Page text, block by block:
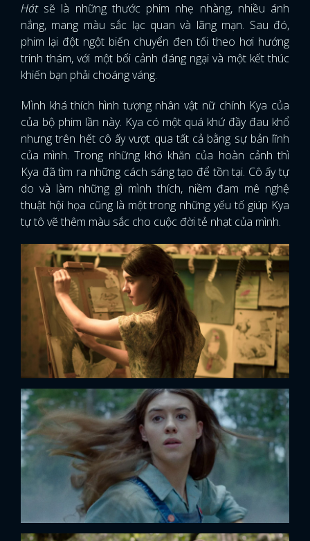
Hátsẽ là những thước phim nhẹ nhàng, nhiều ánh
nắng, mang màu sắc lạc quan và lãng mạn. Sau đó,
phim lại đột ngột biến chuyển đen tối theo hơi hướng
trinh thám, với một bối cảnh đáng ngại và một kết thúc
khiến bạn phải choáng váng.
Mình khá thích hình tượng nhân vật nữ chính Kya của
của bộ phim lần này. Kya có một quá khứ đầy đau khổ
nhưng trên hết cô ấy vượt qua tất cả bằng sự bản lĩnh
của mình. Trong những khó khăn của hoàn cảnh thì
Kya đã tìm ra những cách sáng tạo để tồn tại. Cô ấy tự
do và làm những gì mình thích, niềm đam mê nghệ
thuật hội họa cũng là một trong những yếu tố giúp Kya
tự tô vẽ thêm màu sắc cho cuộc đời tẻ nhạt của mình.